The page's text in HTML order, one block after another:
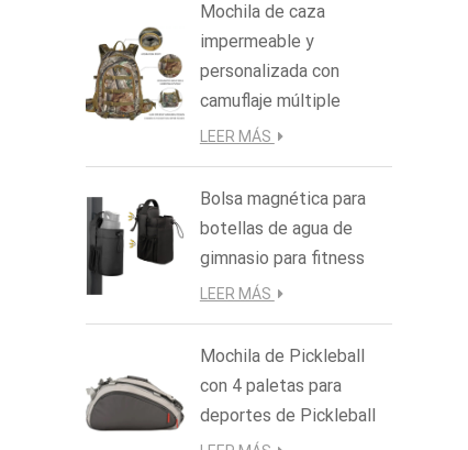
Mochila de caza
impermeable y
personalizada con
camuflaje múltiple
LEER MÁS
Bolsa magnética para
botellas de agua de
gimnasio para fitness
LEER MÁS
Mochila de Pickleball
con 4 paletas para
deportes de Pickleball